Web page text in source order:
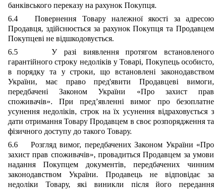
банківського переказу на рахунок Покупця.
6.4 Повернення Товару належної якості за адресою
Продавця, здійснюється за рахунок Покупця та Продавцем
Покупцеві не відшкодовується.
6.5 У разі виявлення протягом встановленого
гарантійного строку недоліків у Товарі, Покупець особисто,
в порядку та у строки, що встановлені законодавством
України, має право пред'явити Продавцеві вимоги,
передбачені Законом України «Про захист прав
споживачів». При пред’явленні вимог про безоплатне
усунення недоліків, строк на їх усунення відраховується з
дати отримання Товару Продавцем в своє розпорядження та
фізичного доступу до такого Товару.
6.6 Розгляд вимог, передбачених Законом України «Про
захист прав споживачів», провадиться Продавцем за умови
надання Покупцем документів, передбачених чинним
законодавством України. Продавець не відповідає за
недоліки Товару, які виникли після його передання